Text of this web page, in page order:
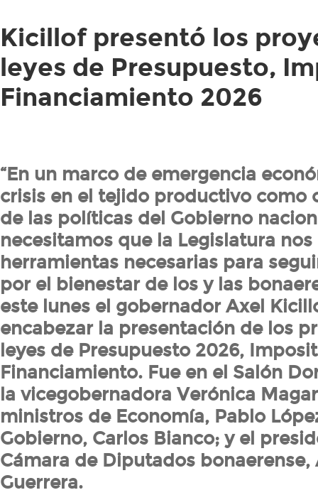
Kicillof presentó los
leyes de Presupuesto,
Financiamiento 2026
“En un marco de emergencia
crisis en el tejido productivo como
de las políticas del Gobierno
necesitamos que la Legislatura
herramientas necesarias para
por el bienestar de los y las
este lunes el gobernador Axel
encabezar la presentación de los
leyes de Presupuesto 2026,
Financiamiento. Fue en el Salón
la vicegobernadora Verónica
ministros de Economía, Pablo
Gobierno, Carlos Bianco; y el
Cámara de Diputados bonaerense,
Guerrera.